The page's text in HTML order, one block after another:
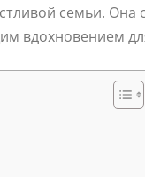
семьи. Она
вдохновением